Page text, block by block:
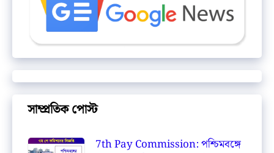
সাম্প্রতিক পোস্ট
7th Pay Commission: পশ্চিমবঙ্গে